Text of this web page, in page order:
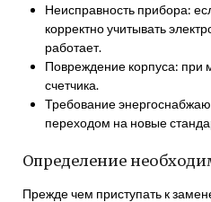
Неисправность прибора:
корректно учитывать
работает.
Повреждение корпуса: при
счетчика.
Требование
переходом на новые
Определение
Прежде чем приступать к